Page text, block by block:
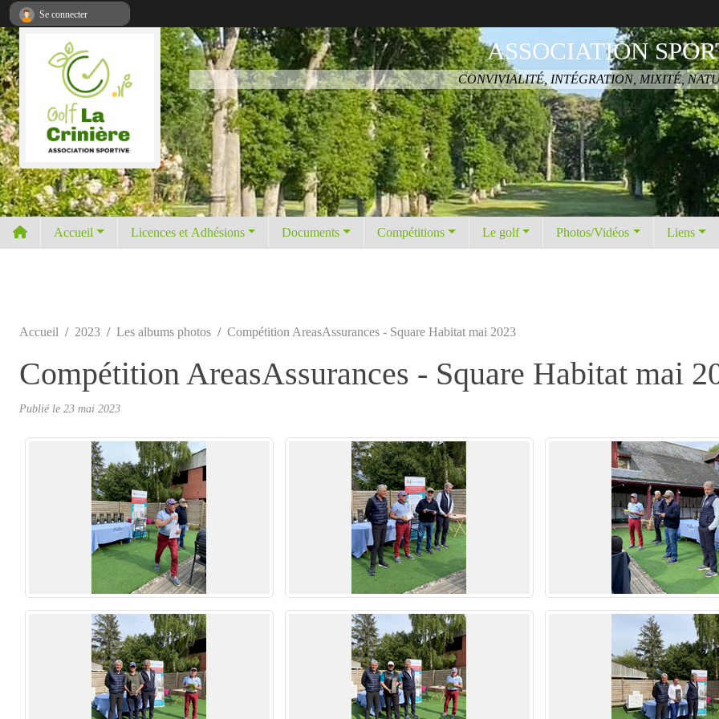
ASSOCIATION
CONVIVIALITÉ, INTÉGRATION, MIXITÉ,
Accueil Licences et Adhésions Documents Compétitions Le golf Photos/Vidéos Liens
Accueil 2023 Les albums photos Compétition AreasAssurances - Square Habitat mai 2023
Compétition AreasAssurances - Square Habitat mai
Publié le 23 mai 2023
Se connecter
Panneau de gestion des cookies